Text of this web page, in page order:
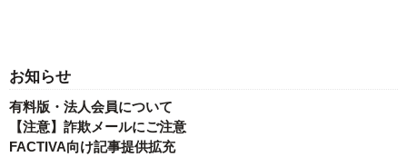
お知らせ
有料版・法人会員について
【注意】詐欺メールにご注意
FACTIVA向け記事提供拡充